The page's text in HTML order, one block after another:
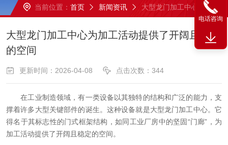
当前位置： 首页 新闻资讯 大型龙门加工中心为加工活动提供了开阔且稳定的空间
大型龙门加工中心为加工活动提供了开阔且稳定
的空间
更新时间：2026-04-08 点击次数：344
在工业制造领域，有一类设备以其独特的结构和广泛的能力，支
撑着许多大型关键部件的诞生。这种设备就是大型龙门加工中心。它
得名于其标志性的门式框架结构，如同工业厂房中的坚固“门廊”，为
加工活动提供了开阔且稳定的空间。
电话咨询